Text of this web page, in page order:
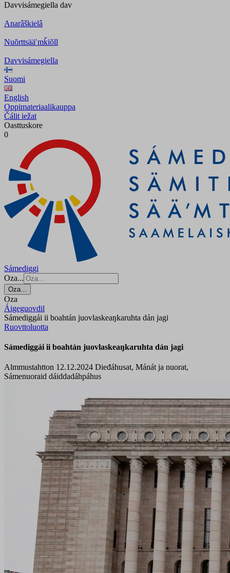
Davvisámegiella dav
Anarâškielâ
Nuõrttsääʹmǩiõll
Davvisámegiella
Suomi
English
Oppimateriaalikauppa
Čálit iežat
Oasttuskore
0
Sámediggi
Oza...
Oza...
Oza
Áigeguovdil
Sámediggái ii boahtán juovlaskeaŋkaruhta dán jagi
Ruovttoluotta
Sámediggái ii boahtán juovlaskeaŋkaruhta dán jagi
Almmustahtton 12.12.2024 Dieđáhusat, Mánát ja nuorat,
Sámenuoraid dáiddadáhpáhus